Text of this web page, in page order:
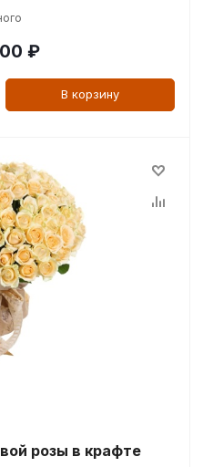
₽
В корзину
розы в крафте